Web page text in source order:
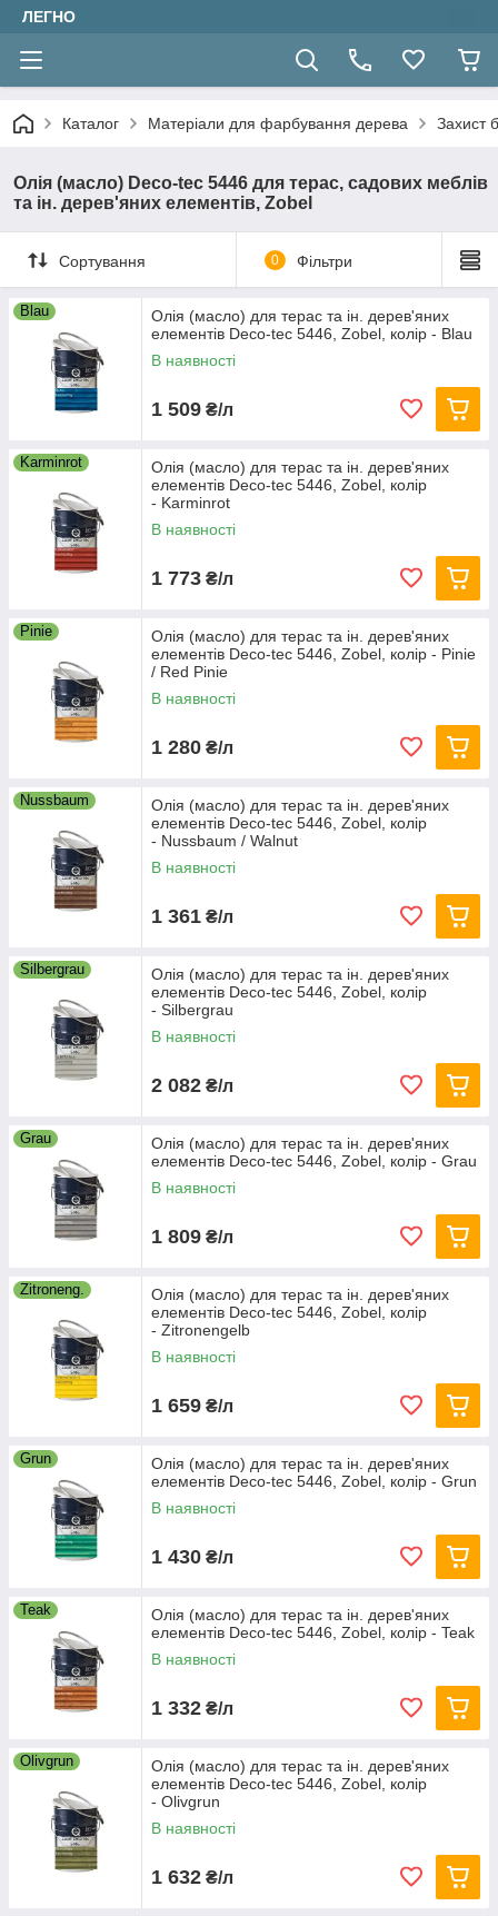
ЛЕГНО
Каталог Матеріали для фарбування дерева Захист
Олія (масло) Deco-tec 5446 для терас, садових меблів
та ін. дерев'яних елементів, Zobel
Сортування 0 Фільтри
Blau
Олія (масло) для терас та ін. дерев'яних
елементів Deco-tec 5446, Zobel, колір - Blau
В наявності
1 509 ₴/л
Karminrot
Олія (масло) для терас та ін. дерев'яних
елементів Deco-tec 5446, Zobel, колір
- Karminrot
В наявності
1 773 ₴/л
Pinie
Олія (масло) для терас та ін. дерев'яних
елементів Deco-tec 5446, Zobel, колір - Pinie
/ Red Pinie
В наявності
1 280 ₴/л
Nussbaum
Олія (масло) для терас та ін. дерев'яних
елементів Deco-tec 5446, Zobel, колір
- Nussbaum / Walnut
В наявності
1 361 ₴/л
Silbergrau
Олія (масло) для терас та ін. дерев'яних
елементів Deco-tec 5446, Zobel, колір
- Silbergrau
В наявності
2 082 ₴/л
Grau
Олія (масло) для терас та ін. дерев'яних
елементів Deco-tec 5446, Zobel, колір - Grau
В наявності
1 809 ₴/л
Zitroneng.
Олія (масло) для терас та ін. дерев'яних
елементів Deco-tec 5446, Zobel, колір
- Zitronengelb
В наявності
1 659 ₴/л
Grun
Олія (масло) для терас та ін. дерев'яних
елементів Deco-tec 5446, Zobel, колір - Grun
В наявності
1 430 ₴/л
Teak
Олія (масло) для терас та ін. дерев'яних
елементів Deco-tec 5446, Zobel, колір - Teak
В наявності
1 332 ₴/л
Olivgrun
Олія (масло) для терас та ін. дерев'яних
елементів Deco-tec 5446, Zobel, колір
- Olivgrun
В наявності
1 632 ₴/л